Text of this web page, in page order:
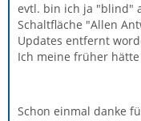
evtl. bin ich ja "blind"
Schaltfläche "Allen
Updates entfernt
Ich meine früher hätte
Schon einmal danke